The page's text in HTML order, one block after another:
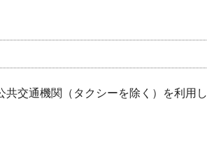
交通機関（タクシーを除く）を利用し